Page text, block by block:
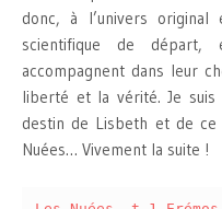
donc, à l’univers
scientifique de départ,
accompagnent dans leur
liberté et la vérité. Je suis
destin de Lisbeth et de ce
Nuées… Vivement la suite !